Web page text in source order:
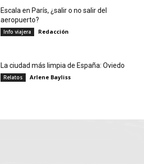
Escala en París, ¿salir o no salir del
aeropuerto?
Info viajera Redacción
La ciudad más limpia de España: Oviedo
Relatos Arlene Bayliss